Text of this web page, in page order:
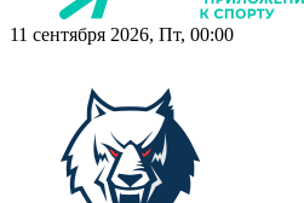
11 сентября 2026, Пт, 00:00